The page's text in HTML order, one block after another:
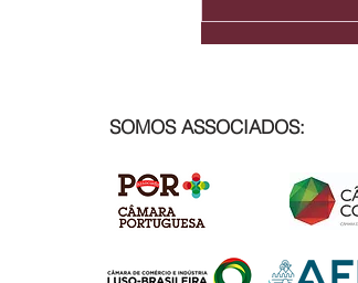
A
a
SOMOS ASSOCIADOS: